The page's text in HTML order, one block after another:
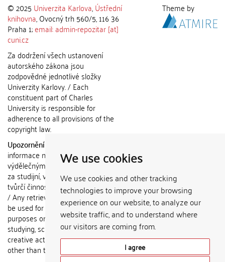
We use cookies
We use cookies and other tracking
technologies to improve your browsing
experience on our website, to analyze our
website traffic, and to understand where
our visitors are coming from.
I agree
© 2025 Univerzita Karlova,Ústřední
knihovna, Ovocný trh 560/5, 116 36
Praha 1;email: admin-repozitar [at]
cuni.cz
Za dodržení všech ustanovení
autorského zákona jsou
zodpovědné jednotlivé složky
Univerzity Karlovy. / Each
constituent part of Charles
University is responsible for
adherence to all provisions of the
copyright law.
Upozornění / Notice:
informace nemohou být použity k
výdělečným účelům nebo vydávány
za studijní, vědeckou nebo jinou
tvůrčí činnost jiné osoby než autora.
/ Any retrieved information shall not
be used for any commercial
purposes or claimed as results of
studying, scientific or any other
creative activities of any person
other than the author.
Theme by